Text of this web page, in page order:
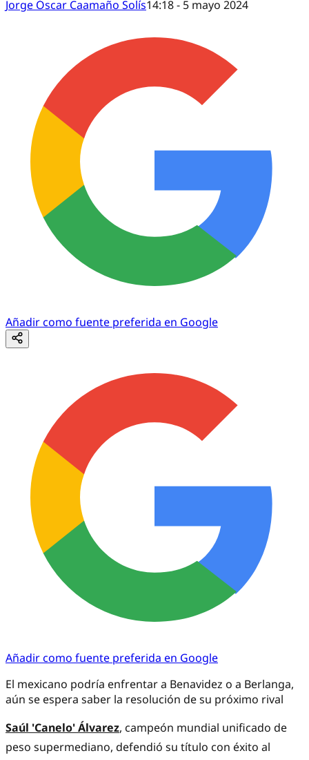
Jorge Óscar Caamaño Solís14:18 - 5 mayo 2024
Añadir como fuente preferida en Google
Añadir como fuente preferida en Google
El mexicano podría enfrentar a Benavidez o a Berlanga,
aún se espera saber la resolución de su próximo rival
Saúl 'Canelo' Álvarez, campeón mundial unificado de
peso supermediano, defendió su título con éxito al